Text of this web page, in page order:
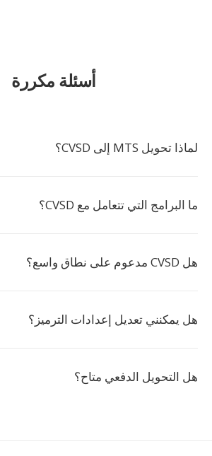
أسئلة مكررة
لماذا تحويل MTS إلى CVSD؟
ما البرامج التي تتعامل مع CVSD؟
هل CVSD مدعوم على نطاق واسع؟
هل يمكنني تعديل إعدادات الترميز؟
هل التحويل الدفعي متاح؟